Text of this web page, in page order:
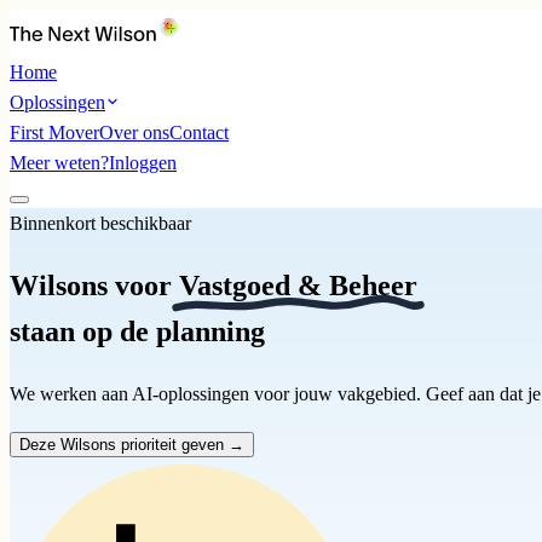
Home
Oplossingen
First MoverOver onsContact
Meer weten?Inloggen
Binnenkort beschikbaar
Wilsons voor Vastgoed & Beheer
staan op de planning
We werken aan AI-oplossingen voor jouw vakgebied. Geef aan dat
Deze Wilsons prioriteit geven →